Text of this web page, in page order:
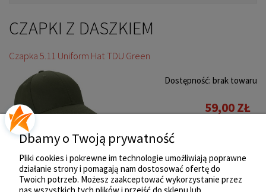
CZAPKI Z DASZKIEM
Czapka 5.11 Uniform Hat TDU Green
Dostępność: brak towaru
59,00 ZŁ
« 1 2 3 »
Dbamy o Twoją prywatność
Pliki cookies i pokrewne im technologie umożliwiają poprawne
działanie strony i pomagają nam dostosować ofertę do
Twoich potrzeb. Możesz zaakceptować wykorzystanie przez